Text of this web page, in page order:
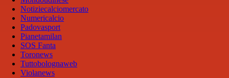
Notiziecalciomercato
Numericalcio
Padovasport
Pianetamilan
SOS Fanta
Toronews
Tuttobolognaweb
Violanews